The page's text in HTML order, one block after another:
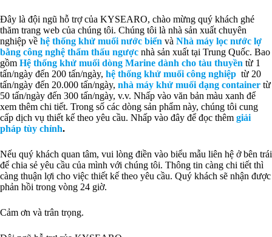
Đây là đội ngũ hỗ trợ của KYSEARO, chào mừng quý khách ghé
thăm trang web của chúng tôi. Chúng tôi là nhà sản xuất chuyên
nghiệp về hệ thống khử muối nước biển và Nhà máy lọc nước lợ
bằng công nghệ thẩm thấu ngược nhà sản xuất tại Trung Quốc. Bao
gồm Hệ thống khử muối dòng Marine dành cho tàu thuyền từ 1
tấn/ngày đến 200 tấn/ngày, hệ thống khử muối công nghiệp từ 20
tấn/ngày đến 20.000 tấn/ngày, nhà máy khử muối dạng container từ
50 tấn/ngày đến 300 tấn/ngày, v.v. Nhấp vào văn bản màu xanh để
xem thêm chi tiết. Trong số các dòng sản phẩm này, chúng tôi cung
cấp dịch vụ thiết kế theo yêu cầu. Nhấp vào đây để đọc thêm giải
pháp tùy chỉnh.
Nếu quý khách quan tâm, vui lòng điền vào biểu mẫu liên hệ ở bên trái
để chia sẻ yêu cầu của mình với chúng tôi. Thông tin càng chi tiết thì
càng thuận lợi cho việc thiết kế theo yêu cầu. Quý khách sẽ nhận được
phản hồi trong vòng 24 giờ.
Cảm ơn và trân trọng.